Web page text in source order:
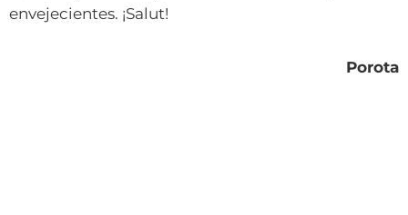
envejecientes. ¡Salut!
Porota